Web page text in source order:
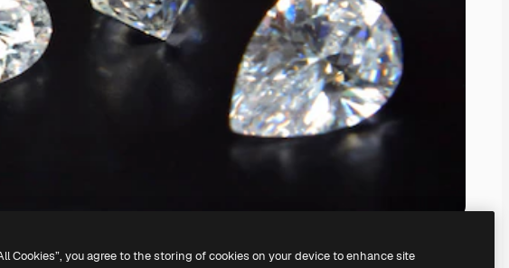
Cookies”, you agree to the storing of cookies on your device to enhance site